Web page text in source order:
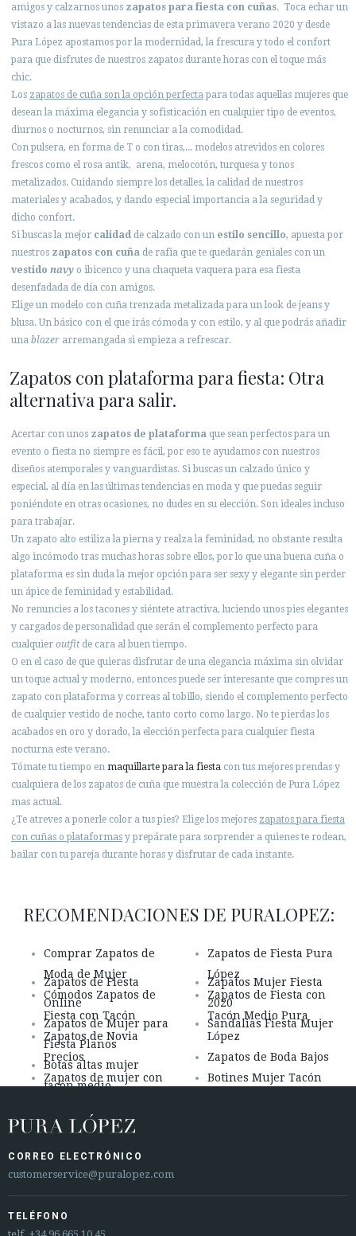
amigos y calzarnos unos zapatos para fiesta con cuñas. Toca echar un
vistazo a las nuevas tendencias de esta primavera verano 2020 y desde
Pura López apostamos por la modernidad, la frescura y todo el confort
para que disfrutes de nuestros zapatos durante horas con el toque más
chic.
Los zapatos de cuña son la opción perfecta para todas aquellas mujeres que
desean la máxima elegancia y sofisticación en cualquier tipo de eventos,
diurnos o nocturnos, sin renunciar a la comodidad.
Con pulsera, en forma de T o con tiras,... modelos atrevidos en colores
frescos como el rosa antik, arena, melocotón, turquesa y tonos
metalizados. Cuidando siempre los detalles, la calidad de nuestros
materiales y acabados, y dando especial importancia a la seguridad y
dicho confort.
Si buscas la mejor calidad de calzado con un estilo sencillo, apuesta por
nuestros zapatos con cuña de rafia que te quedarán geniales con un
vestido navy o ibicenco y una chaqueta vaquera para esa fiesta
desenfadada de día con amigos.
Elige un modelo con cuña trenzada metalizada para un look de jeans y
blusa. Un básico con el que irás cómoda y con estilo, y al que podrás añadir
una blazer arremangada si empieza a refrescar.
Zapatos con plataforma para fiesta: Otra
alternativa para salir.
Acertar con unos zapatos de plataforma que sean perfectos para un
evento o fiesta no siempre es fácil, por eso te ayudamos con nuestros
diseños atemporales y vanguardistas. Si buscas un calzado único y
especial, al día en las últimas tendencias en moda y que puedas seguir
poniéndote en otras ocasiones, no dudes en su elección. Son ideales incluso
para trabajar.
Un zapato alto estiliza la pierna y realza la feminidad, no obstante resulta
algo incómodo tras muchas horas sobre ellos, por lo que una buena cuña o
plataforma es sin duda la mejor opción para ser sexy y elegante sin perder
un ápice de feminidad y estabilidad.
No renuncies a los tacones y siéntete atractiva, luciendo unos pies elegantes
y cargados de personalidad que serán el complemento perfecto para
cualquier outfitde cara al buen tiempo.
O en el caso de que quieras disfrutar de una elegancia máxima sin olvidar
un toque actual y moderno, entonces puede ser interesante que compres un
zapato con plataforma y correas al tobillo, siendo el complemento perfecto
de cualquier vestido de noche, tanto corto como largo. No te pierdas los
acabados en oro y dorado, la elección perfecta para cualquier fiesta
nocturna este verano.
Tómate tu tiempo en maquillarte para la fiesta con tus mejores prendas y
cualquiera de los zapatos de cuña que muestra la colección de Pura López
mas actual.
¿Te atreves a ponerle color a tus pies? Elige los mejores zapatos para fiesta
con cuñas o plataformas y prepárate para sorprender a quienes te rodean,
bailar con tu pareja durante horas y disfrutar de cada instante.
RECOMENDACIONES DE PURALOPEZ:
Comprar Zapatos de
Moda de Mujer
Cómodos Zapatos de
Fiesta con Tacón
Zapatos de Novia
Precios
Zapatos de mujer con
Zapatos de Fiesta Pura
López
Zapatos de Fiesta con
Tacón Medio Pura
López
Zapatos de Boda Bajos
Botines Mujer Tacón
Zapatos de Fiesta
Online
Zapatos de Mujer para
Fiesta Planos
Botas altas mujer
tacón medio
Zapatos Mujer Fiesta
2020
Sandalias Fiesta Mujer
CORREO ELECTRÓNICO
customerservice@puralopez.com
TELÉFONO